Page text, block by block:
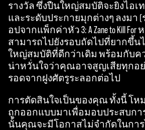
รางวัล ซึ่งปืนใหญ่สมบัติจะยิงไอเ
และระดับประกายมุกต่างๆ ลงมา
อปจากแพ็กค่าหัว 3: A Zane to Kill
สามารถไปยังรอบถัดไปที่ยากขึ้น
ใหญ่สมบัติที่ดีกว่าเดิม พร้อมกับค
น่าหวั่นใจว่าคุณอาจสูญเสียทุกอ
รอดจากฝูงศัตรูระลอกต่อไป
การตัดสินใจเป็นของคุณ ทั้งนี้ โหมด
ถูกออกแบบมาเพื่อมอบประสบกา
นั้นคุณจะมีโอกาสไม่จำกัดในกา